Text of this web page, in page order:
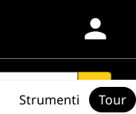
person
search
Strumenti Tour